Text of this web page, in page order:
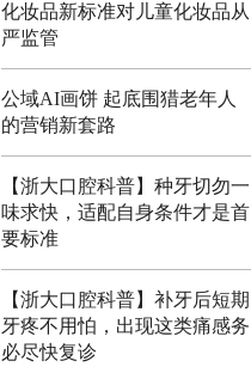
化妆品新标准对儿童化妆品从
严监管
公域AI画饼 起底围猎老年人
的营销新套路
【浙大口腔科普】种牙切勿一
味求快，适配自身条件才是首
要标准
【浙大口腔科普】补牙后短期
牙疼不用怕，出现这类痛感务
必尽快复诊